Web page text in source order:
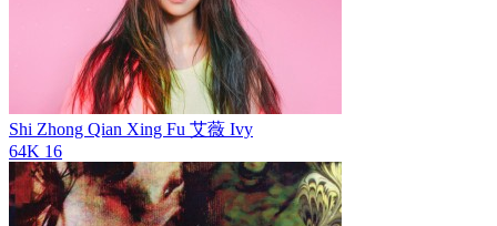
Shi Zhong Qian Xing Fu 艾薇 Ivy
64K 16